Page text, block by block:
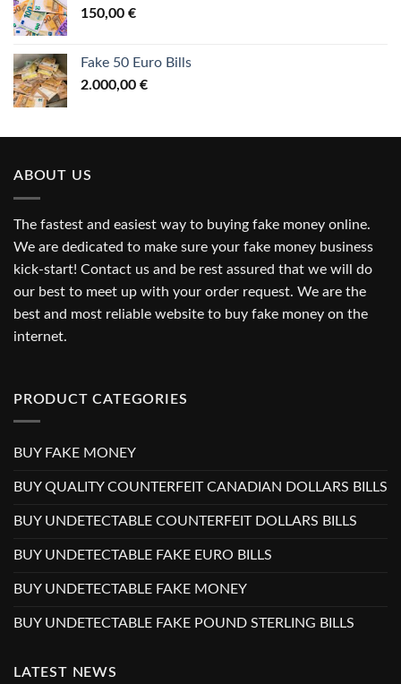
150,00 €
Fake 50 Euro Bills
2.000,00 €
ABOUT US
The fastest and easiest way to buying fake money online.
We are dedicated to make sure your fake money business
kick-start! Contact us and be rest assured that we will do
our best to meet up with your order request. We are the
best and most reliable website to buy fake money on the
internet.
PRODUCT CATEGORIES
BUY FAKE MONEY
BUY QUALITY COUNTERFEIT CANADIAN DOLLARS BILLS
BUY UNDETECTABLE COUNTERFEIT DOLLARS BILLS
BUY UNDETECTABLE FAKE EURO BILLS
BUY UNDETECTABLE FAKE MONEY
BUY UNDETECTABLE FAKE POUND STERLING BILLS
LATEST NEWS